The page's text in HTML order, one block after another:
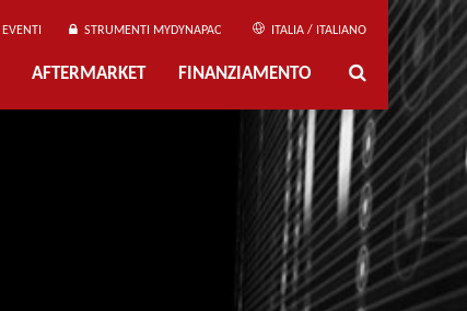
EVENTI STRUMENTI MYDYNAPAC ITALIA / ITALIANO
AFTERMARKET FINANZIAMENTO